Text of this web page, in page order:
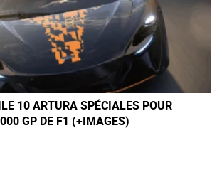
10 ARTURA SPÉCIALES POUR
GP DE F1 (+IMAGES)